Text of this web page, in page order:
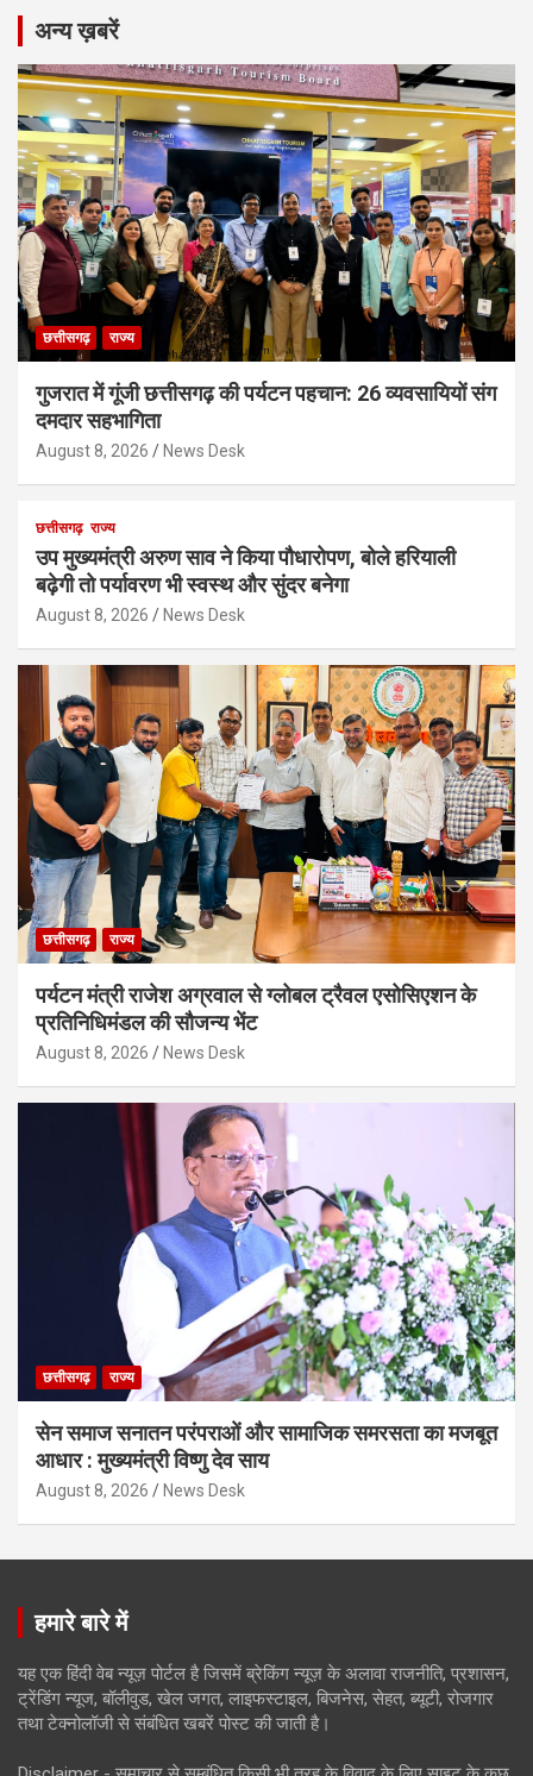
अन्य ख़बरें
छत्तीसगढ़ राज्य
गुजरात में गूंजी छत्तीसगढ़ की पर्यटन पहचान: 26 व्यवसायियों संग
दमदार सहभागिता
August 8, 2026 News Desk
छत्तीसगढ़ राज्य
उप मुख्यमंत्री अरुण साव ने किया पौधारोपण, बोले हरियाली
बढ़ेगी तो पर्यावरण भी स्वस्थ और सुंदर बनेगा
August 8, 2026 News Desk
छत्तीसगढ़ राज्य
पर्यटन मंत्री राजेश अग्रवाल से ग्लोबल ट्रैवल एसोसिएशन के
प्रतिनिधिमंडल की सौजन्य भेंट
August 8, 2026 News Desk
छत्तीसगढ़ राज्य
सेन समाज सनातन परंपराओं और सामाजिक समरसता का मजबूत
आधार : मुख्यमंत्री विष्णु देव साय
August 8, 2026 News Desk
हमारे बारे में
यह एक हिंदी वेब न्यूज़ पोर्टल है जिसमें ब्रेकिंग न्यूज़ के अलावा राजनीति, प्रशासन,
ट्रेंडिंग न्यूज, बॉलीवुड, खेल जगत, लाइफस्टाइल, बिजनेस, सेहत, ब्यूटी, रोजगार
तथा टेक्नोलॉजी से संबंधित खबरें पोस्ट की जाती है।